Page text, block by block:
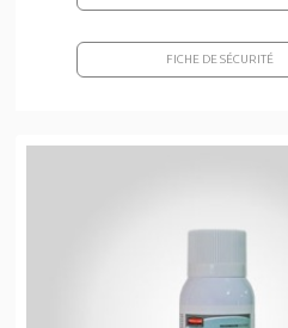
FICHE DE SÉCURITÉ